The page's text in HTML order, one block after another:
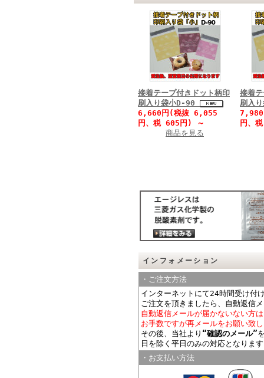
接着テープ付きドット柄印
刷入り袋小D-90
6,660円(税抜 6,055
円、税 605円)
～
商品を見る
接着
刷入
円、
インフォメーション
・ご注文方法
インターネットにて24時間受け付
ご注文を頂きましたら、自動返信
自動返信メールが届かないない方
お手数ですが再メールをお願い致
その後、当社より “確認のメール”
日を除く平日のみの対応となりま
・お支払い方法